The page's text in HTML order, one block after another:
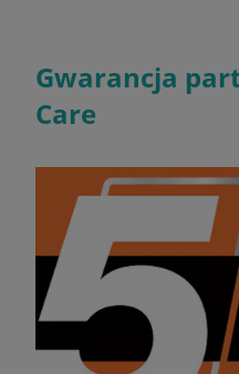
Gwarancja
Care